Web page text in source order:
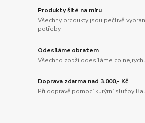
Produkty šité na míru
Všechny produkty jsou pečlivě
potřeby
Odesíláme obratem
Všechno zboží odesíláme co
Doprava zdarma nad 3.000,- Kč
Při dopravě pomocí kurýrní služby